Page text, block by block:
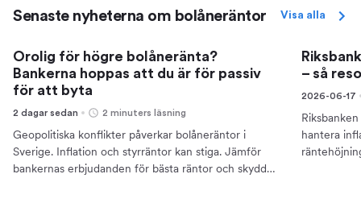
Senaste nyheterna om bolåneräntor Visa alla
Orolig för högre bolåneränta?
Bankerna hoppas att du är för passiv
för att byta
2 dagar sedan 2 minuters läsning
Geopolitiska konflikter påverkar bolåneräntor i
Sverige. Inflation och styrräntor kan stiga. Jämför
bankernas erbjudanden för bästa räntor och skydda
– så
2026-06-17
hantera